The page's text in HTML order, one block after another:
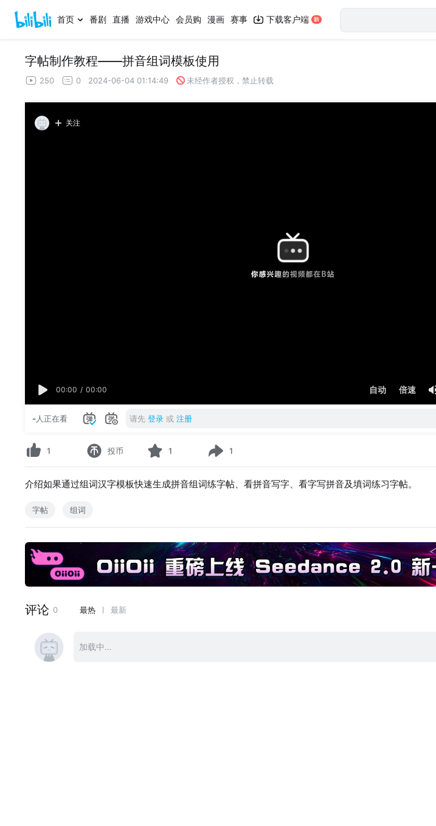
首页 番剧 直播 游戏中心 会员购 漫画 赛事 下载客户端
字帖制作教程——拼音组词模板使用
250 0 2024-06-04 01:14:49 未经作者授权，禁止转载
关注
00:00 / 00:00 自动 倍速
-人正在看 请先 登录 或 注册
1 投币 1 1
介绍如果通过组词汉字模板快速生成拼音组词练字帖、看拼音写字、看字写拼音及填词练习字帖。
字帖 组词